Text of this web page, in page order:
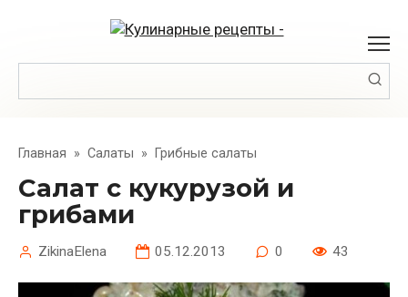
Главная » Салаты » Грибные салаты
Салат с кукурузой и
грибами
ZikinaElena 05.12.2013 0 43